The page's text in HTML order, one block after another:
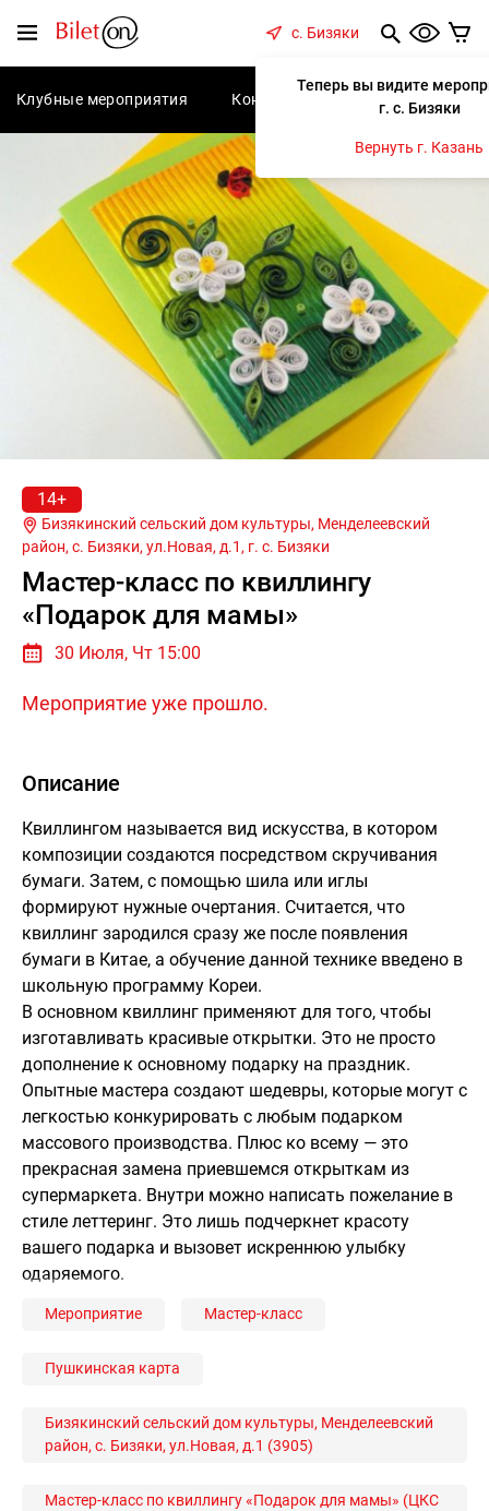
Меню
с. Бизяки
Теперь вы видите
г. с. Бизяки
Вернуть г. Казань
Клубные мероприятия Концерты Спектакли
14+
район, с. Бизяки, ул.Новая, д.1, г. с. Бизяки
Мастер-класс по квиллингу
«Подарок для мамы»
30 Июля, Чт 15:00
Мероприятие уже прошло.
Описание
Квиллингом называется вид искусства, в котором
композиции создаются посредством скручивания
бумаги. Затем, с помощью шила или иглы
формируют нужные очертания. Считается, что
квиллинг зародился сразу же после появления
бумаги в Китае, а обучение данной технике введено в
школьную программу Кореи.
В основном квиллинг применяют для того, чтобы
изготавливать красивые открытки. Это не просто
дополнение к основному подарку на праздник.
Опытные мастера создают шедевры, которые могут с
легкостью конкурировать с любым подарком
массового производства. Плюс ко всему — это
прекрасная замена приевшемся открыткам из
супермаркета. Внутри можно написать пожелание в
стиле леттеринг. Это лишь подчеркнет красоту
вашего подарка и вызовет искреннюю улыбку
одаряемого.
Мероприятие Мастер-класс
Пушкинская карта
Бизякинский сельский дом культуры, Менделеевский
район, с. Бизяки, ул.Новая, д.1 (3905)
Мастер-класс по квиллингу «Подарок для мамы» (ЦКС